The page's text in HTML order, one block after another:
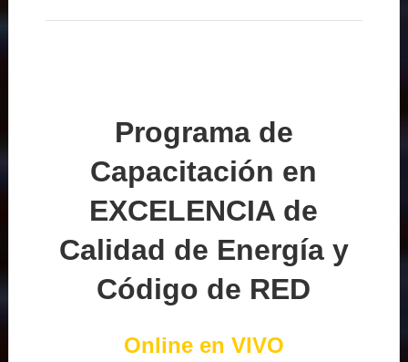
Programa de
Capacitación en
EXCELENCIA de
Calidad de Energía y
Código de RED
Online en VIVO